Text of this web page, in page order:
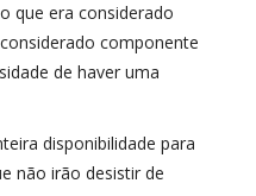
que era considerado
componente
de haver uma
disponibilidade para
não irão desistir de